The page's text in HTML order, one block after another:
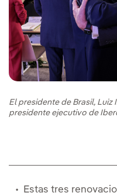
El presidente de Brasil, Luiz
presidente ejecutivo de
Estas tres